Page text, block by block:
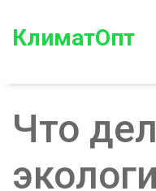
КлиматОпт
Что